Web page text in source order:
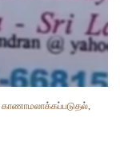
காணாமலாக்கப்படுதல்,